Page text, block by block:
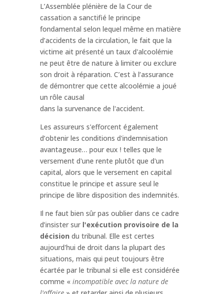
L’Assemblée plénière de la Cour de
cassation a sanctifié le principe
fondamental selon lequel même en matière
d’accidents de la circulation, le fait que la
victime ait présenté un taux d'alcoolémie
ne peut être de nature à limiter ou exclure
son droit à réparation. C’est à l’assurance
de démontrer que cette alcoolémie a joué
un rôle causal
dans la survenance de l'accident.
Les assureurs s'efforcent également
d’obtenir les conditions d'indemnisation
avantageuse… pour eux ! telles que le
versement d'une rente plutôt que d'un
capital, alors que le versement en capital
constitue le principe et assure seul le
principe de libre disposition des indemnités.
Il ne faut bien sûr pas oublier dans ce cadre
d’insister sur l'exécution provisoire de la
décision du tribunal. Elle est certes
aujourd'hui de droit dans la plupart des
situations, mais qui peut toujours être
écartée par le tribunal si elle est considérée
comme « incompatible avec la nature de